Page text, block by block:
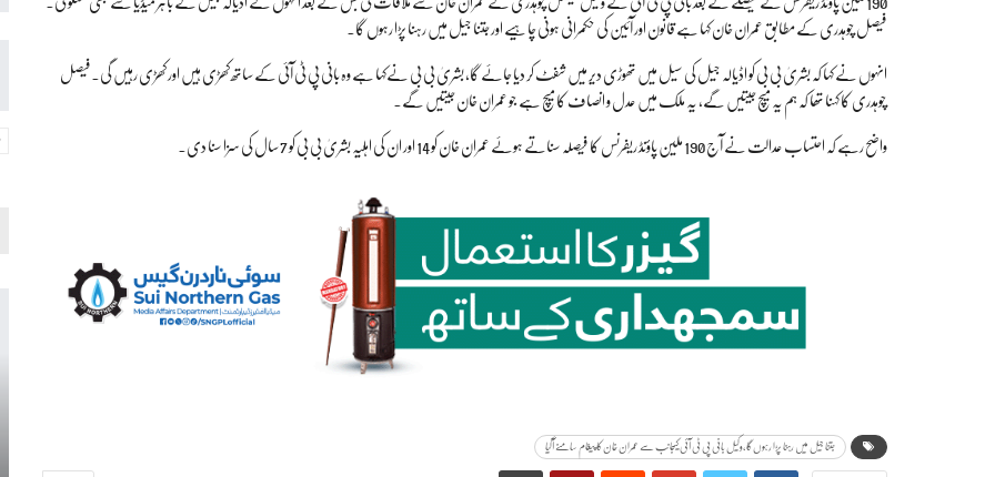
فیصل چوہدری کے مطابق عمران خان کہا ہے قانون اور آئین کی حکمرانی ہونی چاہیے اور جتنا جیل میں رہنا پڑا رہوں گا۔
انہوں نے کہا کہ بشریٰ بی بی کو اڈیالہ جیل کی سیل میں تھوڑی دیر میں شفٹ کر دیا جائے گا، بشریٰ بی بی نےکہا ہے وہ بانی پی ٹی آئی کے ساتھ کھڑی ہیں اور کھڑی رہیں گی۔فیصل
چوہدری کا کہنا تھا کہ ہم یہ میچ جیتیں گے، یہ ملک میں عدل و انصاف کا میچ ہے جو عمران خان جیتیں گے۔
واضح رہے کہ احتساب عدالت نے آج 190 ملین پاؤنڈ ریفرنس کا فیصلہ سناتے ہوئے عمران خان کو 14 اور ان کی اہلیہ بشریٰ بی بی کو 7 سال کی سزا سنا دی۔
جتنا جیل میں رہنا پڑا رہوں گا،وکیل بانی پی ٹی آئی کیجانب سے عمران خان کا پیغام سامنے آگیا